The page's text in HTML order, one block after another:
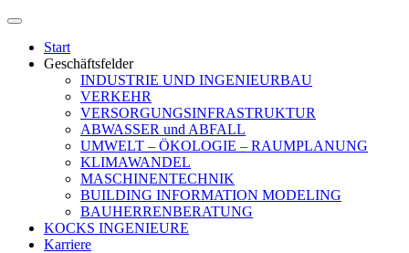
Start
Geschäftsfelder
INDUSTRIE UND INGENIEURBAU
VERKEHR
VERSORGUNGSINFRASTRUKTUR
ABWASSER und ABFALL
UMWELT – ÖKOLOGIE – RAUMPLANUNG
KLIMAWANDEL
MASCHINENTECHNIK
BUILDING INFORMATION MODELING
BAUHERRENBERATUNG
KOCKS INGENIEURE
Karriere